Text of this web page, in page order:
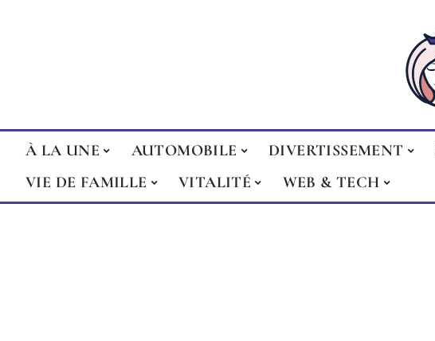
À LA UNE AUTOMOBILE DIVERTISSEMENT
VIE DE FAMILLE
VITALITÉ WEB & TECH